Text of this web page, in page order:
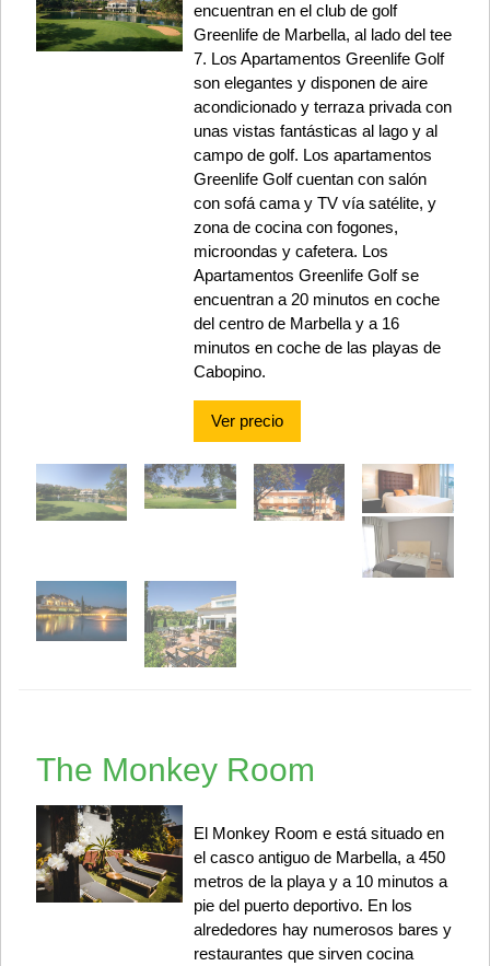
encuentran en el club de golf
Greenlife de Marbella, al lado del tee
7. Los Apartamentos Greenlife Golf
son elegantes y disponen de aire
acondicionado y terraza privada con
unas vistas fantásticas al lago y al
campo de golf. Los apartamentos
Greenlife Golf cuentan con salón
con sofá cama y TV vía satélite, y
zona de cocina con fogones,
microondas y cafetera. Los
Apartamentos Greenlife Golf se
encuentran a 20 minutos en coche
del centro de Marbella y a 16
minutos en coche de las playas de
Cabopino.
Ver precio
The Monkey Room
El Monkey Room e está situado en
el casco antiguo de Marbella, a 450
metros de la playa y a 10 minutos a
pie del puerto deportivo. En los
alrededores hay numerosos bares y
restaurantes que sirven cocina